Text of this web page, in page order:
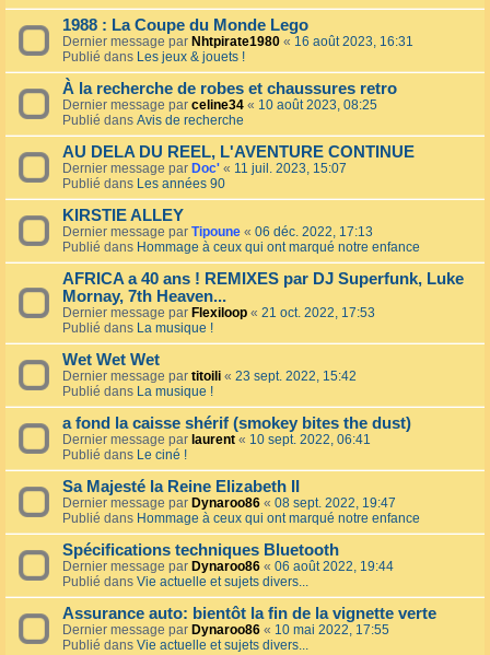
1988 : La Coupe du Monde Lego
Dernier message par Nhtpirate1980 « 16 août 2023, 16:31
Publié dans Les jeux & jouets !
À la recherche de robes et chaussures retro
Dernier message par celine34 « 10 août 2023, 08:25
Publié dans Avis de recherche
AU DELA DU REEL, L'AVENTURE CONTINUE
Dernier message par Doc' « 11 juil. 2023, 15:07
Publié dans Les années 90
KIRSTIE ALLEY
Dernier message par Tipoune « 06 déc. 2022, 17:13
Publié dans Hommage à ceux qui ont marqué notre enfance
AFRICA a 40 ans ! REMIXES par DJ Superfunk, Luke
Mornay, 7th Heaven...
Dernier message par Flexiloop « 21 oct. 2022, 17:53
Publié dans La musique !
Wet Wet Wet
Dernier message par titoili « 23 sept. 2022, 15:42
Publié dans La musique !
a fond la caisse shérif (smokey bites the dust)
Dernier message par laurent « 10 sept. 2022, 06:41
Publié dans Le ciné !
Sa Majesté la Reine Elizabeth II
Dernier message par Dynaroo86 « 08 sept. 2022, 19:47
Publié dans Hommage à ceux qui ont marqué notre enfance
Spécifications techniques Bluetooth
Dernier message par Dynaroo86 « 06 août 2022, 19:44
Publié dans Vie actuelle et sujets divers...
Assurance auto: bientôt la fin de la vignette verte
Dernier message par Dynaroo86 « 10 mai 2022, 17:55
Publié dans Vie actuelle et sujets divers...